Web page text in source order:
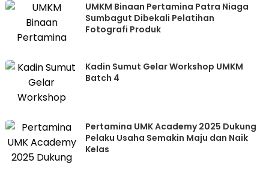
UMKM Binaan Pertamina Patra Niaga
Sumbagut Dibekali Pelatihan
Fotografi Produk
Kadin Sumut Gelar Workshop UMKM
Batch 4
Pertamina UMK Academy 2025 Dukung
Pelaku Usaha Semakin Maju dan Naik
Kelas